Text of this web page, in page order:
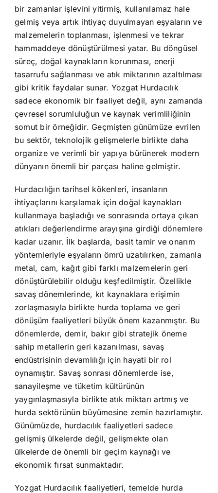
bir zamanlar işlevini yitirmiş, kullanılamaz hale
gelmiş veya artık ihtiyaç duyulmayan eşyaların ve
malzemelerin toplanması, işlenmesi ve tekrar
hammaddeye dönüştürülmesi yatar. Bu döngüsel
süreç, doğal kaynakların korunması, enerji
tasarrufu sağlanması ve atık miktarının azaltılması
gibi kritik faydalar sunar. Yozgat Hurdacılık
sadece ekonomik bir faaliyet değil, aynı zamanda
çevresel sorumluluğun ve kaynak verimliliğinin
somut bir örneğidir. Geçmişten günümüze evrilen
bu sektör, teknolojik gelişmelerle birlikte daha
organize ve verimli bir yapıya bürünerek modern
dünyanın önemli bir parçası haline gelmiştir.
Hurdacılığın tarihsel kökenleri, insanların
ihtiyaçlarını karşılamak için doğal kaynakları
kullanmaya başladığı ve sonrasında ortaya çıkan
atıkları değerlendirme arayışına girdiği dönemlere
kadar uzanır. İlk başlarda, basit tamir ve onarım
yöntemleriyle eşyaların ömrü uzatılırken, zamanla
metal, cam, kağıt gibi farklı malzemelerin geri
dönüştürülebilir olduğu keşfedilmiştir. Özellikle
savaş dönemlerinde, kıt kaynaklara erişimin
zorlaşmasıyla birlikte hurda toplama ve geri
dönüşüm faaliyetleri büyük önem kazanmıştır. Bu
dönemlerde, demir, bakır gibi stratejik öneme
sahip metallerin geri kazanılması, savaş
endüstrisinin devamlılığı için hayati bir rol
oynamıştır. Savaş sonrası dönemlerde ise,
sanayileşme ve tüketim kültürünün
yaygınlaşmasıyla birlikte atık miktarı artmış ve
hurda sektörünün büyümesine zemin hazırlamıştır.
Günümüzde, hurdacılık faaliyetleri sadece
gelişmiş ülkelerde değil, gelişmekte olan
ülkelerde de önemli bir geçim kaynağı ve
ekonomik fırsat sunmaktadır.
Yozgat Hurdacılık faaliyetleri, temelde hurda